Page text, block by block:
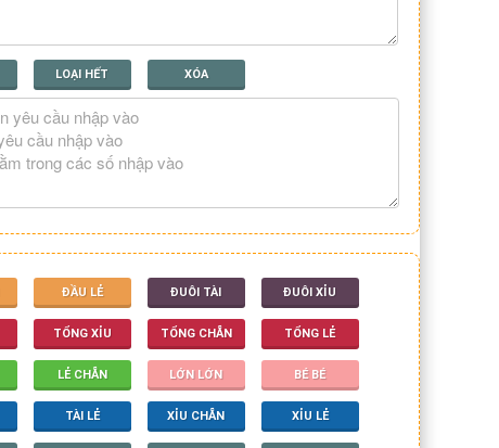
LOẠI HẾT XÓA
ĐẦU LẺ ĐUÔI TÀI ĐUÔI XỈU
TỔNG XỈU TỔNG CHẴN TỔNG LẺ
LẺ CHẴN LỚN LỚN BÉ BÉ
TÀI LẺ XỈU CHẴN XỈU LẺ